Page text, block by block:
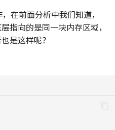
在前面分析中我们知道，
指向的是同一块内存区域，
是这样呢？